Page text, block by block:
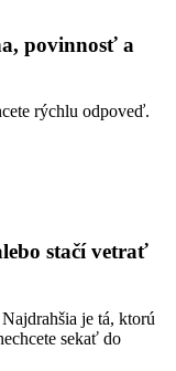
povinnosť a
rýchlu odpoveď.
stačí vetrať
je tá, ktorú
sekať do